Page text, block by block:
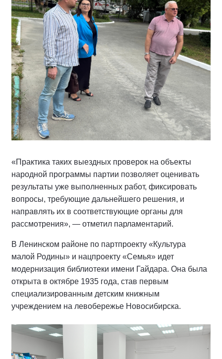
«Практика таких выездных проверок на объекты
народной программы партии позволяет оценивать
результаты уже выполненных работ, фиксировать
вопросы, требующие дальнейшего решения, и
направлять их в соответствующие органы для
рассмотрения», — отметил парламентарий.
В Ленинском районе по партпроекту «Культура
малой Родины» и нацпроекту «Семья» идет
модернизация библиотеки имени Гайдара. Она была
открыта в октябре 1935 года, став первым
специализированным детским книжным
учреждением на левобережье Новосибирска.